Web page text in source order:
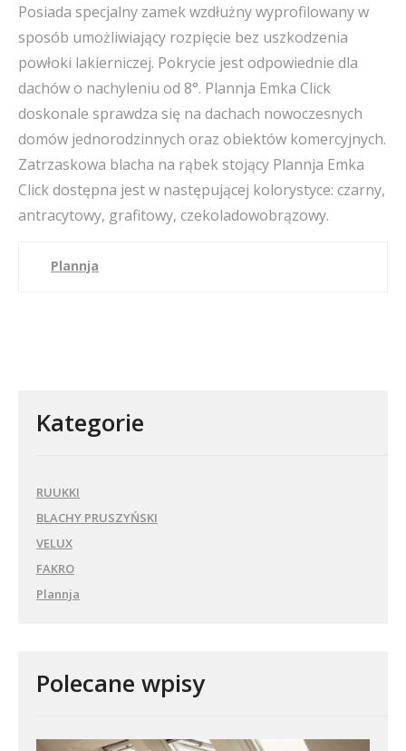
Posiada specjalny zamek wzdłużny wyprofilowany w
sposób umożliwiający rozpięcie bez uszkodzenia
powłoki lakierniczej. Pokrycie jest odpowiednie dla
dachów o nachyleniu od 8°. Plannja Emka Click
doskonale sprawdza się na dachach nowoczesnych
domów jednorodzinnych oraz obiektów komercyjnych.
Zatrzaskowa blacha na rąbek stojący Plannja Emka
Click dostępna jest w następującej kolorystyce: czarny,
antracytowy, grafitowy, czekoladowobrązowy.
Plannja
Kategorie
RUUKKI
BLACHY PRUSZYŃSKI
VELUX
FAKRO
Plannja
Polecane wpisy